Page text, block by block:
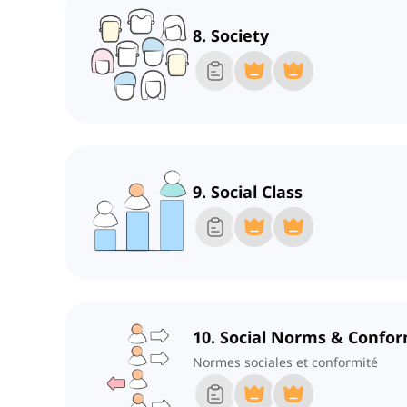
8. Society
9. Social Class
10. Social Norms &
Normes sociales et conformité